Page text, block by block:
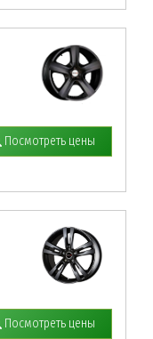
Посмотреть цены
Посмотреть цены